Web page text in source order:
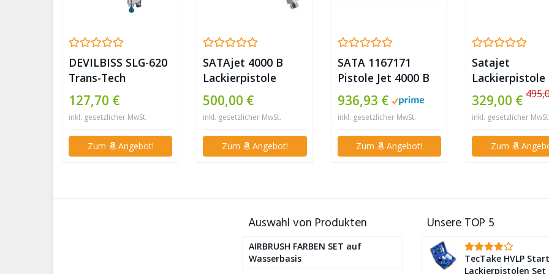
DEVILBISS SLG-620
Trans-Tech
Lackierpistolen
„StartingLine“
(Düsengröße:
1,3mm)
127,70 €
inkl. gesetzlicher MwSt.
Zum Angebot!
SATAjet 4000 B
Lackierpistole
Surfer Special
Edition
500,00 €
inkl. gesetzlicher MwSt.
Zum Angebot!
SATA 1167171
Pistole Jet 4000 B
HVLP-Standard-
Düse mit Näpfen R
1,3
936,93 €
inkl. gesetzlicher MwSt.
Zum Angebot!
Satajet
Lackierpistole
5000 RP 1,3/
329,00 €
inkl. gesetzlicher MwSt.
Zum
Auswahl von Produkten
AIRBRUSH FARBEN SET auf
Wasserbasis
Unsere TOP 5
TecTake HVLP
Lackierpistolen Set